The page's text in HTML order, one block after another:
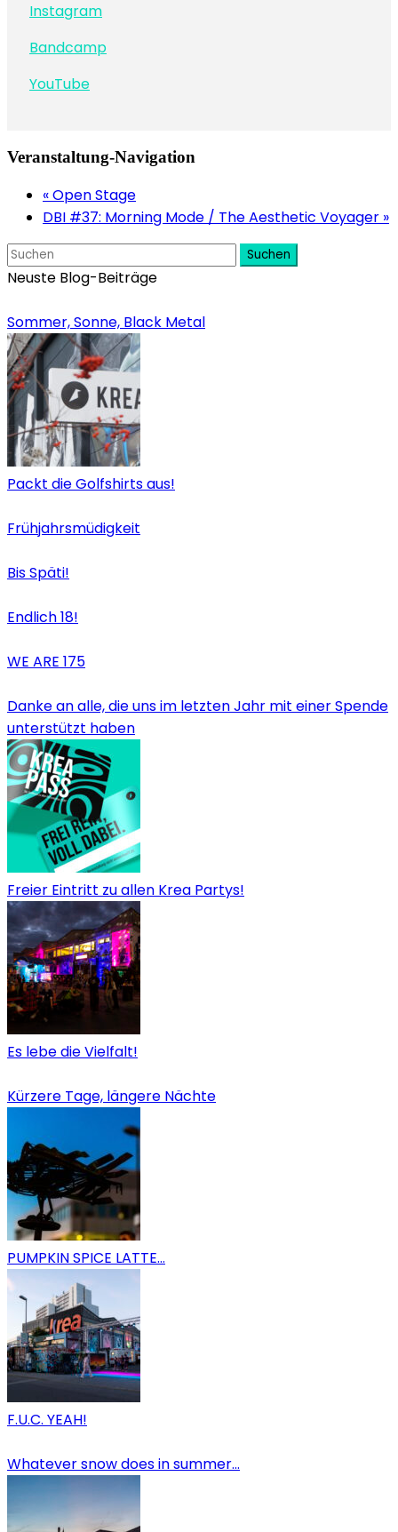
Instagram
Bandcamp
YouTube
Veranstaltung-Navigation
«Open Stage
DBI #37: Morning Mode / The Aesthetic Voyager »
Suchen
Neuste Blog-Beiträge
Sommer, Sonne, Black Metal
Packt die Golfshirts aus!
Frühjahrsmüdigkeit
Bis Späti!
Endlich 18!
WE ARE 175
Danke an alle, die uns im letzten Jahr mit einer Spende
unterstützt haben
Freier Eintritt zu allen Krea Partys!
Es lebe die Vielfalt!
Kürzere Tage, längere Nächte
PUMPKIN SPICE LATTE…
F.U.C. YEAH!
Whatever snow does in summer…